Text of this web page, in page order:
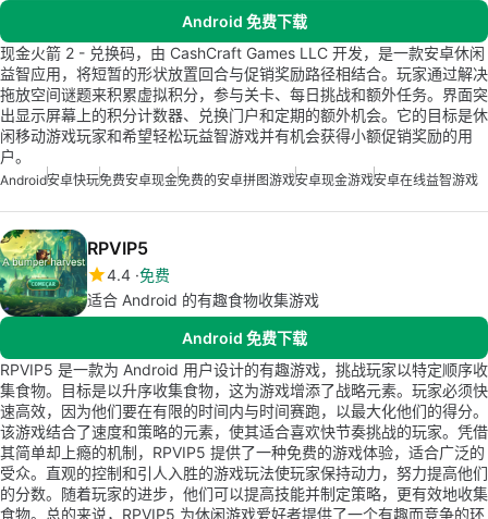
Android 免费下载
现金火箭 2 - 兑换码，由 CashCraft Games LLC 开发，是一款安卓休闲
益智应用，将短暂的形状放置回合与促销奖励路径相结合。玩家通过解决
拖放空间谜题来积累虚拟积分，参与关卡、每日挑战和额外任务。界面突
出显示屏幕上的积分计数器、兑换门户和定期的额外机会。它的目标是休
闲移动游戏玩家和希望轻松玩益智游戏并有机会获得小额促销奖励的用
户。
Android安卓快玩免费安卓现金免费的安卓拼图游戏安卓现金游戏安卓在线益智游戏
RPVIP5
4.4 免费
适合 Android 的有趣食物收集游戏
Android 免费下载
RPVIP5 是一款为 Android 用户设计的有趣游戏，挑战玩家以特定顺序收
集食物。目标是以升序收集食物，这为游戏增添了战略元素。玩家必须快
速高效，因为他们要在有限的时间内与时间赛跑，以最大化他们的得分。
该游戏结合了速度和策略的元素，使其适合喜欢快节奏挑战的玩家。凭借
其简单却上瘾的机制，RPVIP5 提供了一种免费的游戏体验，适合广泛的
受众。直观的控制和引人入胜的游戏玩法使玩家保持动力，努力提高他们
的分数。随着玩家的进步，他们可以提高技能并制定策略，更有效地收集
食物。总的来说，RPVIP5 为休闲游戏爱好者提供了一个有趣而竞争的环